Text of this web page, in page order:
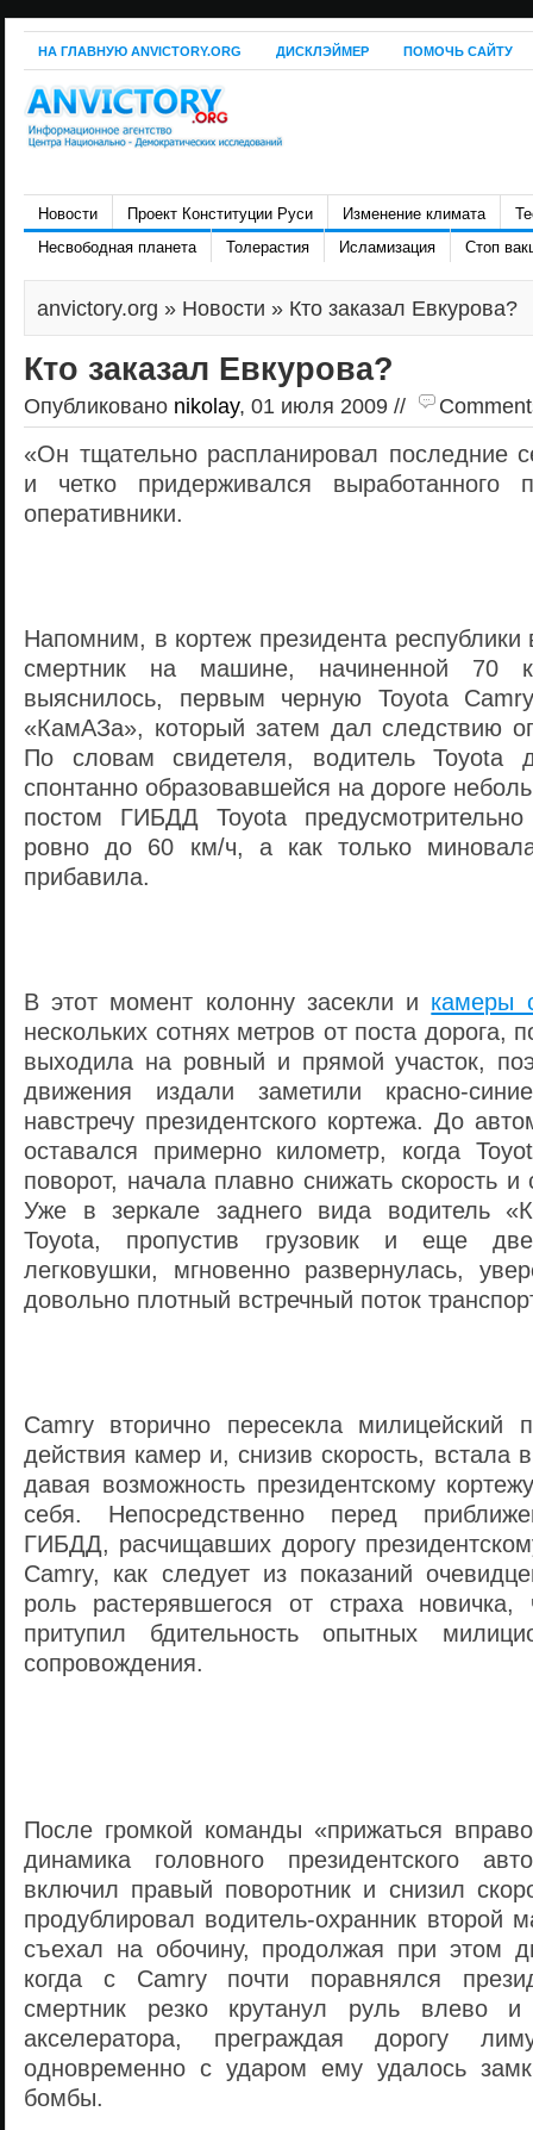
НА ГЛАВНУЮ ANVICTORY.ORG ДИСКЛЭЙМЕР ПОМОЧЬ САЙТУ
Новости Проект Конституции Руси Изменение климата
Несвободная планета
Толерастия Исламизация Стоп
anvictory.org » Новости » Кто заказал Евкурова?
Кто заказал Евкурова?
Опубликовано nikolay, 01 июля 2009 //
«Он тщательно распланировал последние
и четко придерживался выработанного
оперативники.
Напомним, в кортеж президента республики
смертник на машине, начиненной 70
выяснилось, первым черную Toyota
«КамАЗа», который затем дал следствию
По словам свидетеля, водитель Toyota
спонтанно образовавшейся на дороге
постом ГИБДД Toyota предусмотрительно
ровно до 60 км/ч, а как только
прибавила.
В этот момент колонну засекли и камеры
нескольких сотнях метров от поста дорога,
выходила на ровный и прямой участок,
движения издали заметили красно-
навстречу президентского кортежа. До
оставался примерно километр, когда
поворот, начала плавно снижать скорость
Уже в зеркале заднего вида водитель
Toyota, пропустив грузовик и еще
легковушки, мгновенно развернулась,
довольно плотный встречный поток
Camry вторично пересекла милицейский
действия камер и, снизив скорость, встала
давая возможность президентскому
себя. Непосредственно перед
ГИБДД, расчищавших дорогу
Camry, как следует из показаний
роль растерявшегося от страха
притупил бдительность опытных
сопровождения.
После громкой команды «прижаться
динамика головного президентского
включил правый поворотник и снизил
продублировал водитель-охранник
съехал на обочину, продолжая при этом
когда с Camry почти поравнялся
смертник резко крутанул руль влево
акселератора, преграждая дорогу
одновременно с ударом ему удалось
бомбы.